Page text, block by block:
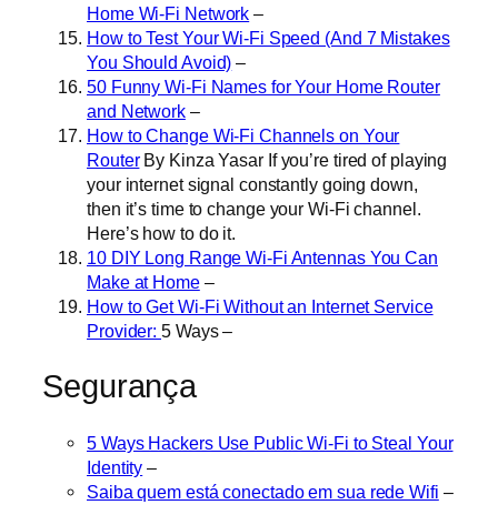
Home Wi-Fi Network –
How to Test Your Wi-Fi Speed (And 7 Mistakes
You Should Avoid) –
50 Funny Wi-Fi Names for Your Home Router
and Network–
How to Change Wi-Fi Channels on Your
RouterBy Kinza Yasar If you’re tired of playing
your internet signal constantly going down,
then it’s time to change your Wi-Fi channel.
Here’s how to do it.
10 DIY Long Range Wi-Fi Antennas You Can
Make at Home–
How to Get Wi-Fi Without an Internet Service
Provider: 5 Ways –
Segurança
5 Ways Hackers Use Public Wi-Fi to Steal Your
Identity –
Saiba quem está conectado em sua rede Wifi –